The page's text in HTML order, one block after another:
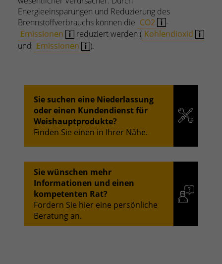
Energieeinsparungen und Reduzierung des
Brennstoffverbrauchs können die CO2
-
Emissionen
reduziert werden ( Kohlendioxid
und Emissionen ).
Sie suchen eine Niederlassung
oder einen Kundendienst für
Weishauptprodukte?
Finden Sie einen in Ihrer Nähe.
Sie wünschen mehr
Informationen und einen
kompetenten Rat?
Fordern Sie hier eine persönliche
Beratung an.